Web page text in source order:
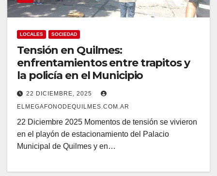
LOCALES SOCIEDAD
Tensión en Quilmes:
enfrentamientos entre trapitos y
la policía en el Municipio
22 DICIEMBRE, 2025
ELMEGAFONODEQUILMES.COM.AR
22 Diciembre 2025 Momentos de tensión se vivieron
en el playón de estacionamiento del Palacio
Municipal de Quilmes y en…